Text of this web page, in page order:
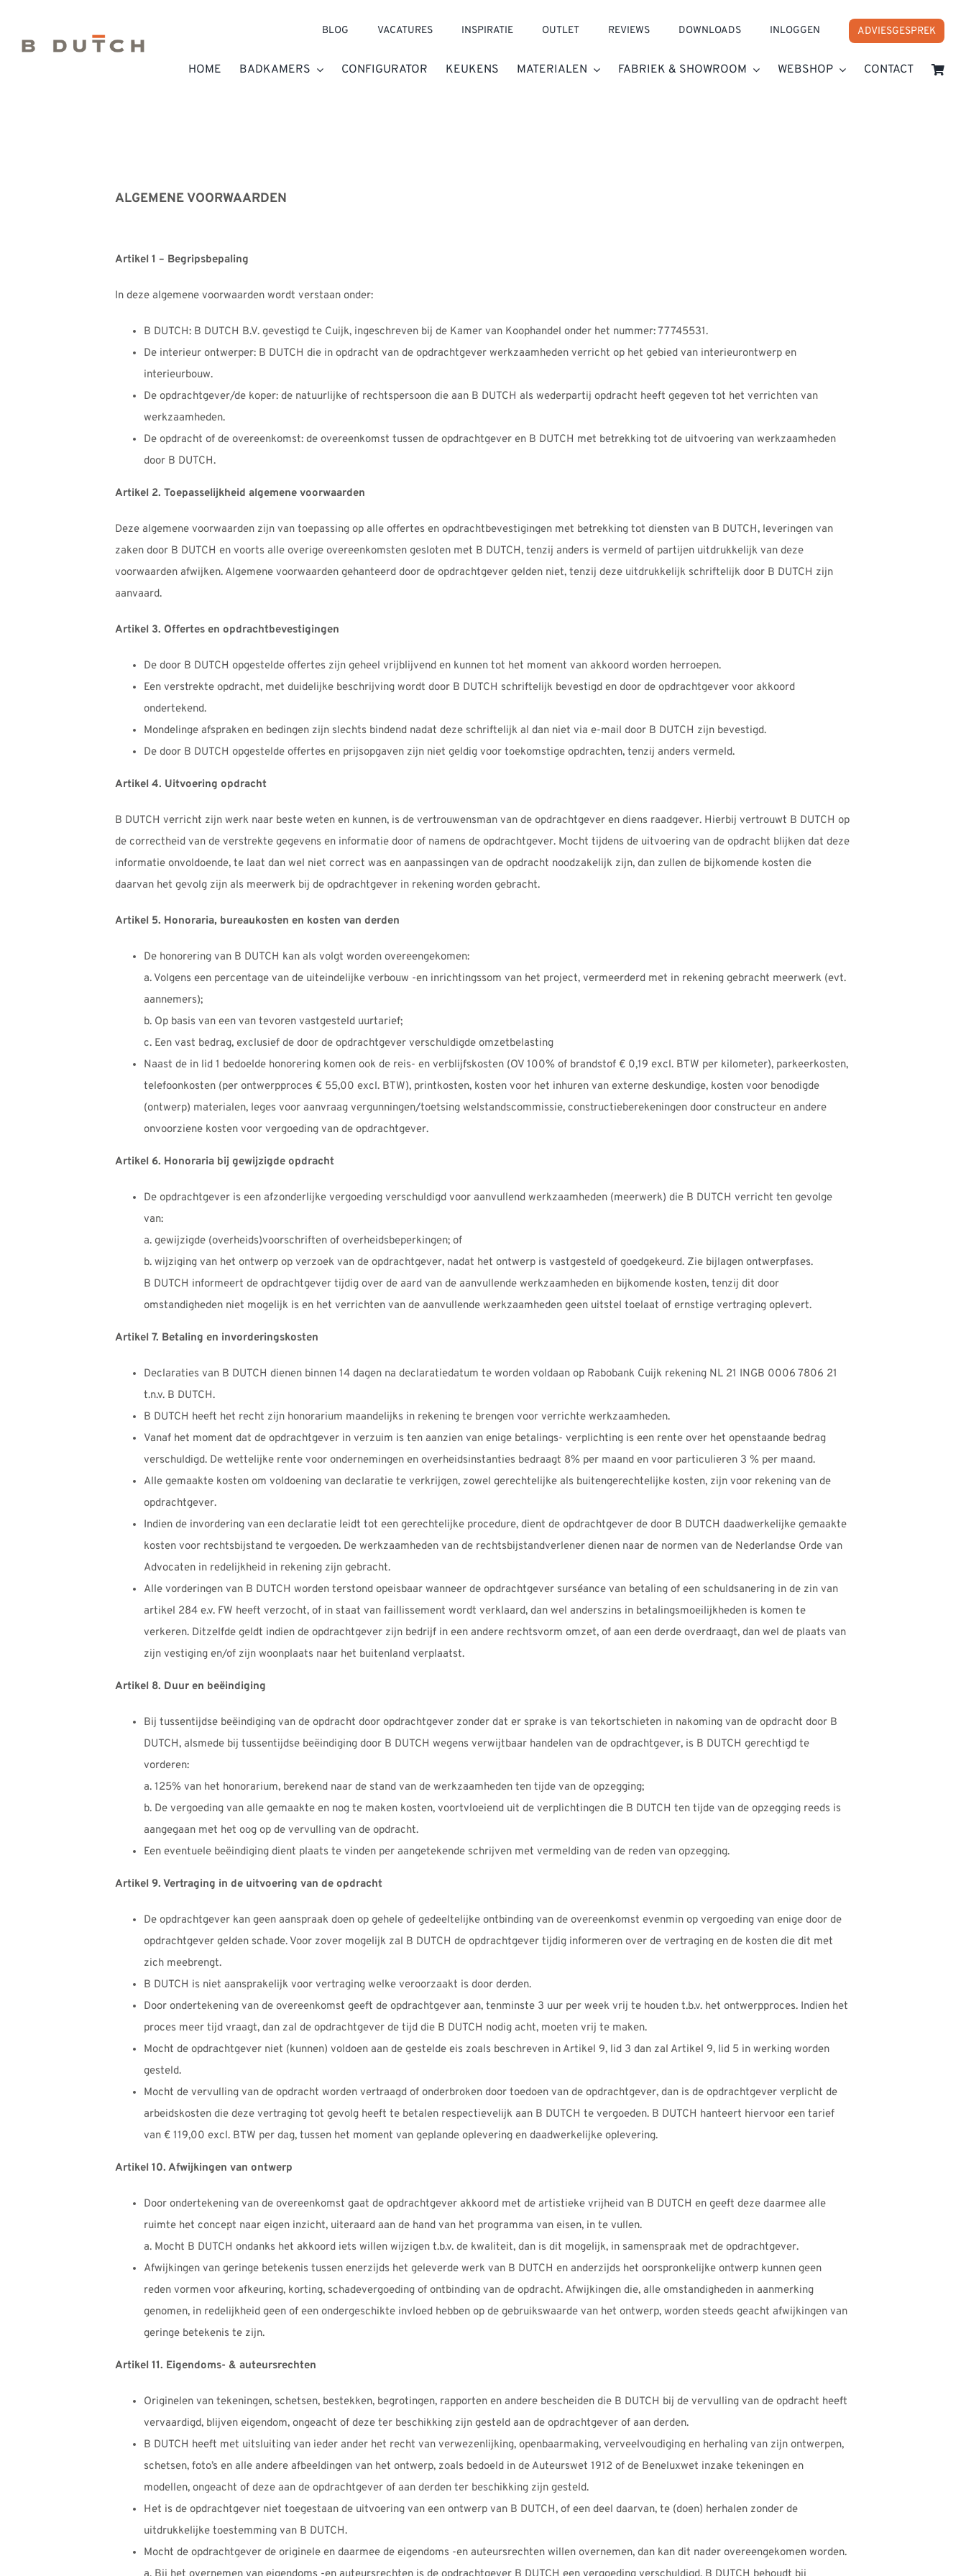
inhoud
BLOG VACATURES INSPIRATIE OUTLET REVIEWS DOWNLOADS INLOGGEN ADVIESGESPREK
HOME BADKAMERS CONFIGURATOR KEUKENS MATERIALEN FABRIEK & SHOWROOM WEBSHOP CONTACT
ALGEMENE VOORWAARDEN
Artikel 1 – Begripsbepaling
In deze algemene voorwaarden wordt verstaan onder:
B DUTCH: B DUTCH B.V. gevestigd te Cuijk, ingeschreven bij de Kamer van Koophandel onder het nummer: 77745531.
De interieur ontwerper: B DUTCH die in opdracht van de opdrachtgever werkzaamheden verricht op het gebied van interieurontwerp en
interieurbouw.
De opdrachtgever/de koper: de natuurlijke of rechtspersoon die aan B DUTCH als wederpartij opdracht heeft gegeven tot het verrichten van
werkzaamheden.
De opdracht of de overeenkomst: de overeenkomst tussen de opdrachtgever en B DUTCH met betrekking tot de uitvoering van werkzaamheden
door B DUTCH.
Artikel 2. Toepasselijkheid algemene voorwaarden
Deze algemene voorwaarden zijn van toepassing op alle offertes en opdrachtbevestigingen met betrekking tot diensten van B DUTCH, leveringen van
zaken door B DUTCH en voorts alle overige overeenkomsten gesloten met B DUTCH, tenzij anders is vermeld of partijen uitdrukkelijk van deze
voorwaarden afwijken. Algemene voorwaarden gehanteerd door de opdrachtgever gelden niet, tenzij deze uitdrukkelijk schriftelijk door B DUTCH zijn
aanvaard.
Artikel 3. Offertes en opdrachtbevestigingen
De door B DUTCH opgestelde offertes zijn geheel vrijblijvend en kunnen tot het moment van akkoord worden herroepen.
Een verstrekte opdracht, met duidelijke beschrijving wordt door B DUTCH schriftelijk bevestigd en door de opdrachtgever voor akkoord
ondertekend.
Mondelinge afspraken en bedingen zijn slechts bindend nadat deze schriftelijk al dan niet via e-mail door B DUTCH zijn bevestigd.
De door B DUTCH opgestelde offertes en prijsopgaven zijn niet geldig voor toekomstige opdrachten, tenzij anders vermeld.
Artikel 4. Uitvoering opdracht
B DUTCH verricht zijn werk naar beste weten en kunnen, is de vertrouwensman van de opdrachtgever en diens raadgever. Hierbij vertrouwt B DUTCH op
de correctheid van de verstrekte gegevens en informatie door of namens de opdrachtgever. Mocht tijdens de uitvoering van de opdracht blijken dat deze
informatie onvoldoende, te laat dan wel niet correct was en aanpassingen van de opdracht noodzakelijk zijn, dan zullen de bijkomende kosten die
daarvan het gevolg zijn als meerwerk bij de opdrachtgever in rekening worden gebracht.
Artikel 5. Honoraria, bureaukosten en kosten van derden
De honorering van B DUTCH kan als volgt worden overeengekomen:
a. Volgens een percentage van de uiteindelijke verbouw -en inrichtingssom van het project, vermeerderd met in rekening gebracht meerwerk (evt.
aannemers);
b. Op basis van een van tevoren vastgesteld uurtarief;
c. Een vast bedrag, exclusief de door de opdrachtgever verschuldigde omzetbelasting
Naast de in lid 1 bedoelde honorering komen ook de reis- en verblijfskosten (OV 100% of brandstof € 0,19 excl. BTW per kilometer), parkeerkosten,
telefoonkosten (per ontwerpproces € 55,00 excl. BTW), printkosten, kosten voor het inhuren van externe deskundige, kosten voor benodigde
(ontwerp) materialen, leges voor aanvraag vergunningen/toetsing welstandscommissie, constructieberekeningen door constructeur en andere
onvoorziene kosten voor vergoeding van de opdrachtgever.
Artikel 6. Honoraria bij gewijzigde opdracht
De opdrachtgever is een afzonderlijke vergoeding verschuldigd voor aanvullend werkzaamheden (meerwerk) die B DUTCH verricht ten gevolge
van:
a. gewijzigde (overheids)voorschriften of overheidsbeperkingen; of
b. wijziging van het ontwerp op verzoek van de opdrachtgever, nadat het ontwerp is vastgesteld of goedgekeurd. Zie bijlagen ontwerpfases.
B DUTCH informeert de opdrachtgever tijdig over de aard van de aanvullende werkzaamheden en bijkomende kosten, tenzij dit door
omstandigheden niet mogelijk is en het verrichten van de aanvullende werkzaamheden geen uitstel toelaat of ernstige vertraging oplevert.
Artikel 7. Betaling en invorderingskosten
Declaraties van B DUTCH dienen binnen 14 dagen na declaratiedatum te worden voldaan op Rabobank Cuijk rekening NL 21 INGB 0006 7806 21
t.n.v. B DUTCH.
B DUTCH heeft het recht zijn honorarium maandelijks in rekening te brengen voor verrichte werkzaamheden.
Vanaf het moment dat de opdrachtgever in verzuim is ten aanzien van enige betalings- verplichting is een rente over het openstaande bedrag
verschuldigd. De wettelijke rente voor ondernemingen en overheidsinstanties bedraagt 8% per maand en voor particulieren 3 % per maand.
Alle gemaakte kosten om voldoening van declaratie te verkrijgen, zowel gerechtelijke als buitengerechtelijke kosten, zijn voor rekening van de
opdrachtgever.
Indien de invordering van een declaratie leidt tot een gerechtelijke procedure, dient de opdrachtgever de door B DUTCH daadwerkelijke gemaakte
kosten voor rechtsbijstand te vergoeden. De werkzaamheden van de rechtsbijstandverlener dienen naar de normen van de Nederlandse Orde van
Advocaten in redelijkheid in rekening zijn gebracht.
Alle vorderingen van B DUTCH worden terstond opeisbaar wanneer de opdrachtgever surséance van betaling of een schuldsanering in de zin van
artikel 284 e.v. FW heeft verzocht, of in staat van faillissement wordt verklaard, dan wel anderszins in betalingsmoeilijkheden is komen te
verkeren. Ditzelfde geldt indien de opdrachtgever zijn bedrijf in een andere rechtsvorm omzet, of aan een derde overdraagt, dan wel de plaats van
zijn vestiging en/of zijn woonplaats naar het buitenland verplaatst.
Artikel 8. Duur en beëindiging
Bij tussentijdse beëindiging van de opdracht door opdrachtgever zonder dat er sprake is van tekortschieten in nakoming van de opdracht door B
DUTCH, alsmede bij tussentijdse beëindiging door B DUTCH wegens verwijtbaar handelen van de opdrachtgever, is B DUTCH gerechtigd te
vorderen:
a. 125% van het honorarium, berekend naar de stand van de werkzaamheden ten tijde van de opzegging;
b. De vergoeding van alle gemaakte en nog te maken kosten, voortvloeiend uit de verplichtingen die B DUTCH ten tijde van de opzegging reeds is
aangegaan met het oog op de vervulling van de opdracht.
Een eventuele beëindiging dient plaats te vinden per aangetekende schrijven met vermelding van de reden van opzegging.
Artikel 9. Vertraging in de uitvoering van de opdracht
De opdrachtgever kan geen aanspraak doen op gehele of gedeeltelijke ontbinding van de overeenkomst evenmin op vergoeding van enige door de
opdrachtgever gelden schade. Voor zover mogelijk zal B DUTCH de opdrachtgever tijdig informeren over de vertraging en de kosten die dit met
zich meebrengt.
B DUTCH is niet aansprakelijk voor vertraging welke veroorzaakt is door derden.
Door ondertekening van de overeenkomst geeft de opdrachtgever aan, tenminste 3 uur per week vrij te houden t.b.v. het ontwerpproces. Indien het
proces meer tijd vraagt, dan zal de opdrachtgever de tijd die B DUTCH nodig acht, moeten vrij te maken.
Mocht de opdrachtgever niet (kunnen) voldoen aan de gestelde eis zoals beschreven in Artikel 9, lid 3 dan zal Artikel 9, lid 5 in werking worden
gesteld.
Mocht de vervulling van de opdracht worden vertraagd of onderbroken door toedoen van de opdrachtgever, dan is de opdrachtgever verplicht de
arbeidskosten die deze vertraging tot gevolg heeft te betalen respectievelijk aan B DUTCH te vergoeden. B DUTCH hanteert hiervoor een tarief
van € 119,00 excl. BTW per dag, tussen het moment van geplande oplevering en daadwerkelijke oplevering.
Artikel 10. Afwijkingen van ontwerp
Door ondertekening van de overeenkomst gaat de opdrachtgever akkoord met de artistieke vrijheid van B DUTCH en geeft deze daarmee alle
ruimte het concept naar eigen inzicht, uiteraard aan de hand van het programma van eisen, in te vullen.
a. Mocht B DUTCH ondanks het akkoord iets willen wijzigen t.b.v. de kwaliteit, dan is dit mogelijk, in samenspraak met de opdrachtgever.
Afwijkingen van geringe betekenis tussen enerzijds het geleverde werk van B DUTCH en anderzijds het oorspronkelijke ontwerp kunnen geen
reden vormen voor afkeuring, korting, schadevergoeding of ontbinding van de opdracht. Afwijkingen die, alle omstandigheden in aanmerking
genomen, in redelijkheid geen of een ondergeschikte invloed hebben op de gebruikswaarde van het ontwerp, worden steeds geacht afwijkingen van
geringe betekenis te zijn.
Artikel 11. Eigendoms- & auteursrechten
Originelen van tekeningen, schetsen, bestekken, begrotingen, rapporten en andere bescheiden die B DUTCH bij de vervulling van de opdracht heeft
vervaardigd, blijven eigendom, ongeacht of deze ter beschikking zijn gesteld aan de opdrachtgever of aan derden.
B DUTCH heeft met uitsluiting van ieder ander het recht van verwezenlijking, openbaarmaking, verveelvoudiging en herhaling van zijn ontwerpen,
schetsen, foto’s en alle andere afbeeldingen van het ontwerp, zoals bedoeld in de Auteurswet 1912 of de Beneluxwet inzake tekeningen en
modellen, ongeacht of deze aan de opdrachtgever of aan derden ter beschikking zijn gesteld.
Het is de opdrachtgever niet toegestaan de uitvoering van een ontwerp van B DUTCH, of een deel daarvan, te (doen) herhalen zonder de
uitdrukkelijke toestemming van B DUTCH.
Mocht de opdrachtgever de originele en daarmee de eigendoms -en auteursrechten willen overnemen, dan kan dit nader overeengekomen worden.